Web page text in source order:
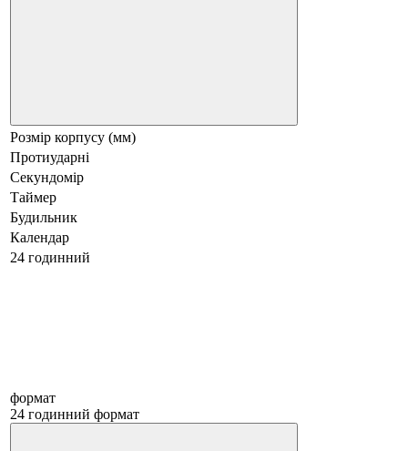
Розмір корпусу (мм)
Протиударні
Секундомір
Таймер
Будильник
Календар
24 годинний
формат
24 годинний формат